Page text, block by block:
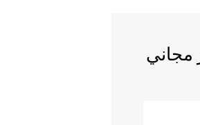
مجاني